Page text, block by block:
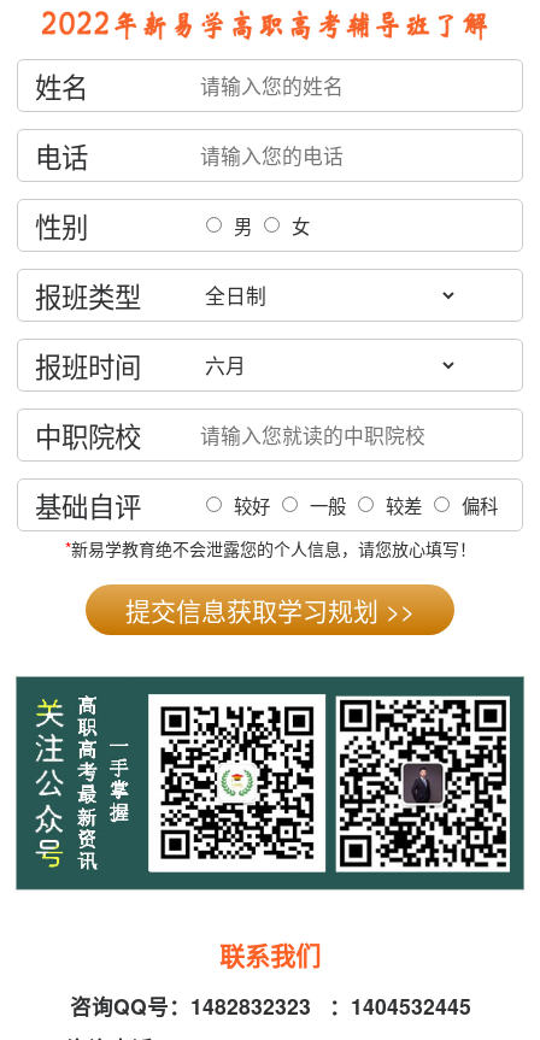
姓名
电话
性别
男 女
报班类型
报班时间
中职院校
基础自评
较好 一般 较差 偏科
*新易学教育绝不会泄露您的个人信息，请您放心填写！
联系我们
咨询QQ号： 1482832323 ： 1404532445